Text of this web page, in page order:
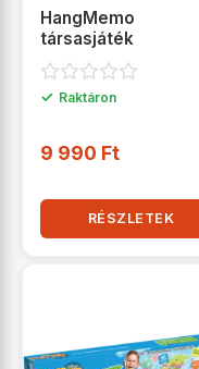
HangMemo
társasjáték
✓ Raktáron
9 990 Ft
RÉSZLETEK